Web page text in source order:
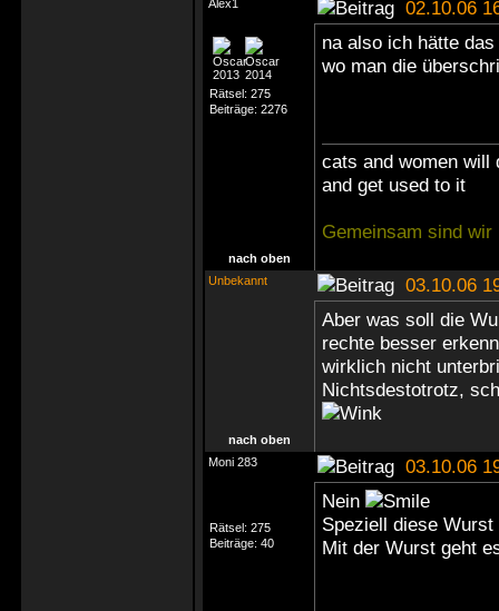
Alex1 02.10.06
Rätsel: 275
Beiträge: 2276
na also ich hätte
wo man die
cats and women will
and get used to it
Gemeinsam sind
nach oben
Unbekannt
03.10.06
Aber was soll die
rechte besser
wirklich nicht
Nichtsdestotrotz,
nach oben
Moni 283
03.10.06
Rätsel: 275
Beiträge: 40
Nein
Speziell diese
Mit der Wurst geht